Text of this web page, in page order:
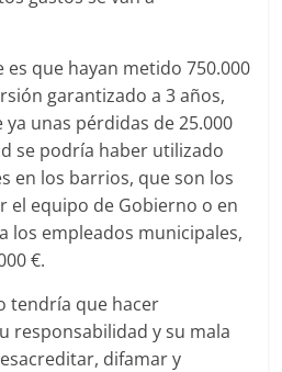
que hayan metido 750.000
garantizado a 3 años,
unas pérdidas de 25.000
se podría haber utilizado
en los barrios, que son los
el equipo de Gobierno o en
los empleados municipales,
€.
tendría que hacer
responsabilidad y su mala
difamar y